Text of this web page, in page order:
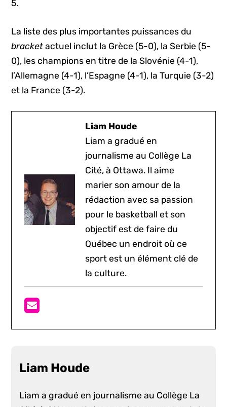
5.
La liste des plus importantes puissances du
bracketactuel inclut la Grèce (5-0), la Serbie (5-
0), les champions en titre de la Slovénie (4-1),
l’Allemagne (4-1), l’Espagne (4-1), la Turquie (3-2)
et la France (3-2).
Liam Houde
Liam a gradué en
journalisme au Collège La
Cité, à Ottawa. Il aime
marier son amour de la
rédaction avec sa passion
pour le basketball et son
objectif est de faire du
Québec un endroit où ce
sport est un élément clé de
la culture.
Liam Houde
Liam a gradué en journalisme au Collège La